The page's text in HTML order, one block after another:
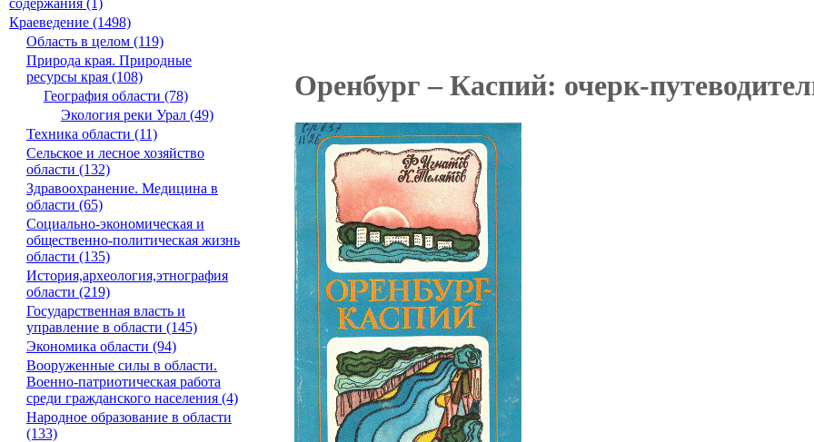
содержания (1)
Краеведение (1498)
Область в целом (119)
Природа края. Природные
ресурсы края (108)
География области (78)
Экология реки Урал (49)
Техника области (11)
Сельское и лесное хозяйство
области (132)
Здравоохранение. Медицина в
области (65)
Социально-экономическая и
общественно-политическая жизнь
области (135)
История,археология,этнография
области (219)
Государственная власть и
управление в области (145)
Экономика области (94)
Вооруженные силы в области.
Военно-патриотическая работа
среди гражданского населения (4)
Народное образование в области
(133)
Оренбург – Каспий: очерк-